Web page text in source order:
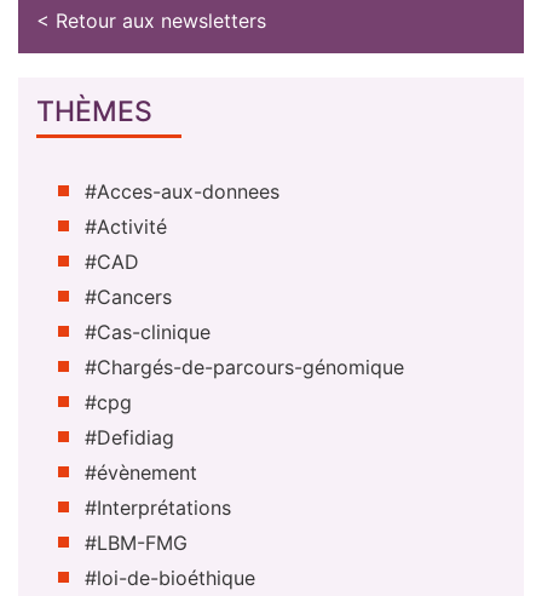
< Retour aux newsletters
THÈMES
#Acces-aux-donnees
#Activité
#CAD
#Cancers
#Cas-clinique
#Chargés-de-parcours-génomique
#cpg
#Defidiag
#évènement
#Interprétations
#LBM-FMG
#loi-de-bioéthique